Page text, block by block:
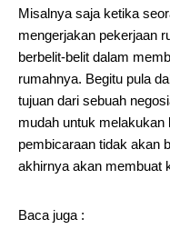
Misalnya saja ketika
mengerjakan pekerjaan
berbelit-belit dalam
rumahnya. Begitu pula
tujuan dari sebuah
mudah untuk
pembicaraan tidak akan
akhirnya akan membuat
Baca juga :